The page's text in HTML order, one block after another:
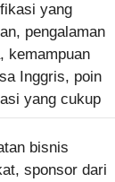
yang
pengalaman
kemampuan
Inggris, poin
yang cukup
bisnis
sponsor dari